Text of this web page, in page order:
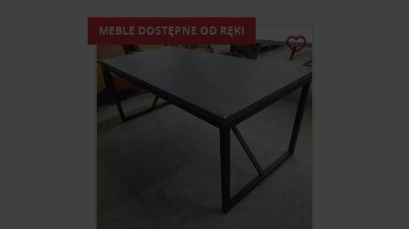
MEBLE DOSTĘPNE OD RĘKI